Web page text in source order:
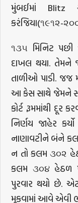
મુંબઈમાં Blitz
કરંજિયા(૧૯૧૨-
૧૩૫ મિનિટ પછી
દાખલ થયા. તેમને
તાળીઓ પાડી. જજ
આ કેસ સાથે જેમને
કોર્ટ રૂમમાંથી દૂર
નિર્ણય જાહેર
નાણાવટીને બંને
ન તો કલમ ૩૦૨
કલમ ૩૦૪ હેઠળ
પુરવાર થયો છે.
મૂકવામાં આવે એવી